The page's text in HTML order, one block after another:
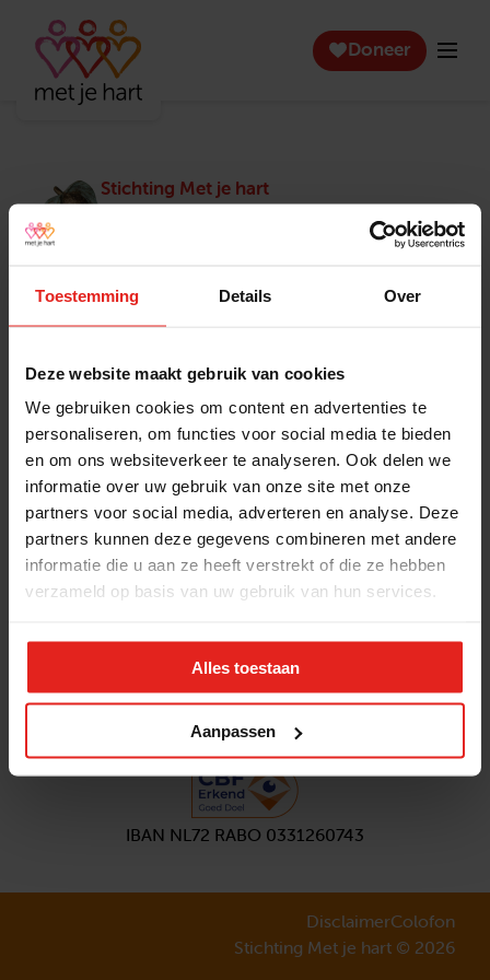
Toestemming Details Over
Deze website maakt gebruik van cookies
We gebruiken cookies om content en advertenties te
personaliseren, om functies voor social media te bieden
en om ons websiteverkeer te analyseren. Ook delen we
informatie over uw gebruik van onze site met onze
partners voor social media, adverteren en analyse. Deze
partners kunnen deze gegevens combineren met andere
informatie die u aan ze heeft verstrekt of die ze hebben
verzameld op basis van uw gebruik van hun services.
Alles toestaan
Aanpassen
Doneer
Stichting Met je hart
Stichting Met je hart laat ouderen die zich
eenzaam voelen weer genieten en inspireert
winnaar van het Appeltje van Oranje.
Actuele vacatures
Pers en media
Jaarverslag 2025
Contact
Klachtenprocedure
Privacyverklaring
Opzeggen
Volg ons
Aanmeldennieuwsbrief
IBAN NL72 RABO 0331260743
DisclaimerColofon
Stichting Met je hart © 2026